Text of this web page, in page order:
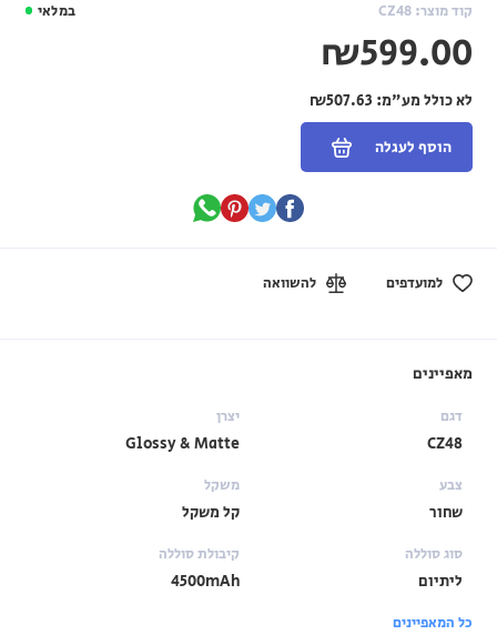
במלאי קוד מוצר: CZ48
₪599.00
לא כולל מע"מ:₪507.63
הוסף לעגלה
למועדפים להשוואה
מאפיינים
דגם
CZ48
יצרן
Glossy & Matte
צבע
שחור
משקל
קל משקל
סוג סוללה
ליתיום
קיבולת סוללה
4500mAh
כל המאפיינים